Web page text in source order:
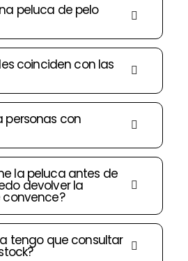
peluca de pelo
coinciden con las
personas con
la peluca antes de
devolver la
tengo que consultar